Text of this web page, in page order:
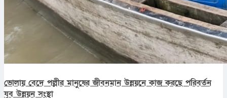
ভোলায় বেদে পল্লীর মানুষের জীবনমান উন্নয়নে কাজ করছে পরিবর্তন
যুব উন্নয়ন সংস্থা